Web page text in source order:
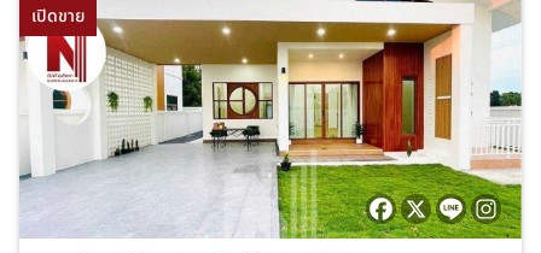
เปิดขาย